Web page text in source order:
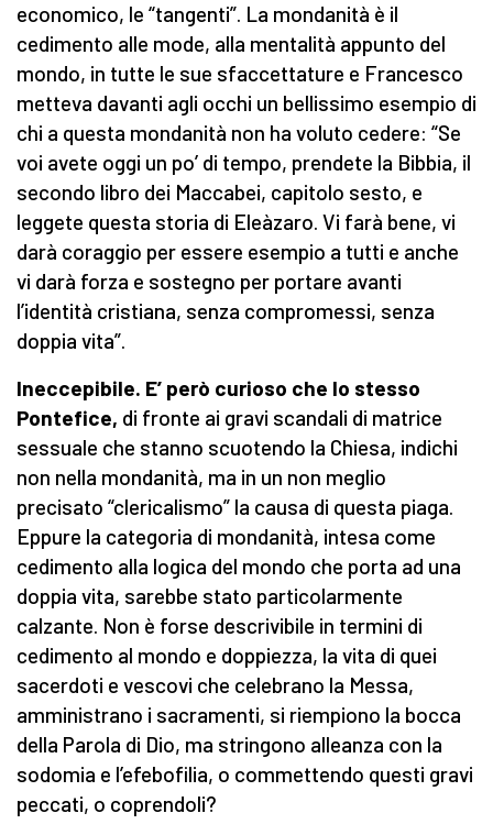
economico, le “tangenti”. La mondanità è il
cedimento alle mode, alla mentalità appunto del
mondo, in tutte le sue sfaccettature e Francesco
metteva davanti agli occhi un bellissimo esempio di
chi a questa mondanità non ha voluto cedere: “Se
voi avete oggi un po’ di tempo, prendete la Bibbia, il
secondo libro dei Maccabei, capitolo sesto, e
leggete questa storia di Eleàzaro. Vi farà bene, vi
darà coraggio per essere esempio a tutti e anche
vi darà forza e sostegno per portare avanti
l’identità cristiana, senza compromessi, senza
doppia vita”.
Ineccepibile. E’ però curioso che lo stesso
Pontefice, di fronte ai gravi scandali di matrice
sessuale che stanno scuotendo la Chiesa, indichi
non nella mondanità, ma in un non meglio
precisato “clericalismo” la causa di questa piaga.
Eppure la categoria di mondanità, intesa come
cedimento alla logica del mondo che porta ad una
doppia vita, sarebbe stato particolarmente
calzante. Non è forse descrivibile in termini di
cedimento al mondo e doppiezza, la vita di quei
sacerdoti e vescovi che celebrano la Messa,
amministrano i sacramenti, si riempiono la bocca
della Parola di Dio, ma stringono alleanza con la
sodomia e l’efebofilia, o commettendo questi gravi
peccati, o coprendoli?